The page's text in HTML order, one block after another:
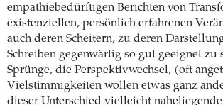
empathiebedürftigen Berichten von
existenziellen, persönlich erfahrenen
auch deren Scheitern, zu deren
Schreiben gegenwärtig so gut geeignet zu
Sprünge, die Perspektivwechsel, (oft
Vielstimmigkeiten wollen etwas ganz
dieser Unterschied vielleicht